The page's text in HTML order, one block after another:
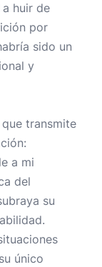
huir de
por
sido un
y
transmite
a mi
del
su
único